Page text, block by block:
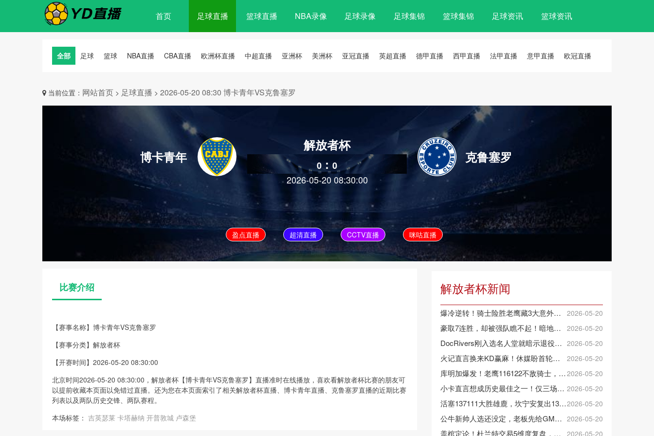
首页 足球直播 篮球直播 NBA录像 足球录像 足球集锦 篮球集锦 足球资讯 篮球资讯
全部 足球 篮球 NBA直播 CBA直播 欧洲杯直播 中超直播 亚洲杯 美洲杯 亚冠直播 英超直播 德甲直播 西甲直播 法甲直播 意甲直播 欧冠直播
当前位置： 网站首页 > 足球直播 > 2026-05-20 08:30 博卡青年VS克鲁塞罗
博卡青年
解放者杯
0: 0
2026-05-20 08:30:00
克鲁塞罗
盈点直播 超清直播 CCTV直播 咪咕直播
比赛介绍
【赛事名称】 博卡青年VS克鲁塞罗
【赛事分类】 解放者杯
【开赛时间】 2026-05-20 08:30:00
北京时间2026-05-20 08:30:00，解放者杯【博卡青年VS克鲁塞罗】直播准时在线播放，喜欢看解放者杯比赛的朋友可
以提前收藏本页面以免错过直播。还为您在本页面索引了相关解放者杯直播、博卡青年直播、克鲁塞罗直播的近期比赛
列表以及两队历史交锋、两队赛程。
本场标签： 吉英瑟莱 卡塔赫纳 开普敦城 卢森堡
解放者杯新闻
爆冷逆转！骑士险胜老鹰藏3大意外，这人彻底沦为季后赛鸡肋 2026-05-20
豪取7连胜，却被强队瞧不起！暗地猥琐发育，雷霆卫冕的劲敌来了 2026-05-20
DocRivers刚入选名人堂就暗示退役：7个孙辈等不起了 2026-05-20
火记直言换来KD赢麻！休媒盼首轮詹杜对决：湖人内部生嫌隙利火箭 2026-05-20
库明加爆发！老鹰116122不敌骑士，沃克25+4+2+2，约翰逊12+11+62026-05-20
小卡直言想成历史最佳之一！仅三场低于20+入巅峰保底最佳三阵 2026-05-20
活塞137111大胜雄鹿，坎宁安复出13+10，杜伦21分9板2026-05-20
公牛新帅人选还没定，老板先给GM戴了紧箍咒 2026-05-20
盖棺定论！杜兰特交易5维度复盘，火箭赚大了，太阳只赢在未来 2026-05-20